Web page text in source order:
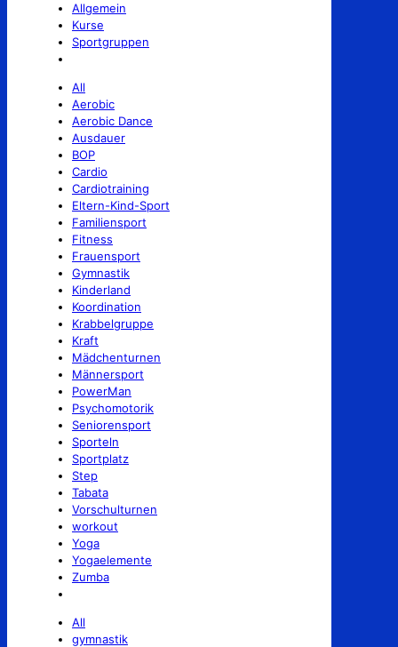
Allgemein
Kurse
Sportgruppen
All
Aerobic
Aerobic Dance
Ausdauer
BOP
Cardio
Cardiotraining
Eltern-Kind-Sport
Familiensport
Fitness
Frauensport
Gymnastik
Kinderland
Koordination
Krabbelgruppe
Kraft
Mädchenturnen
Männersport
PowerMan
Psychomotorik
Seniorensport
Sporteln
Sportplatz
Step
Tabata
Vorschulturnen
workout
Yoga
Yogaelemente
Zumba
All
gymnastik